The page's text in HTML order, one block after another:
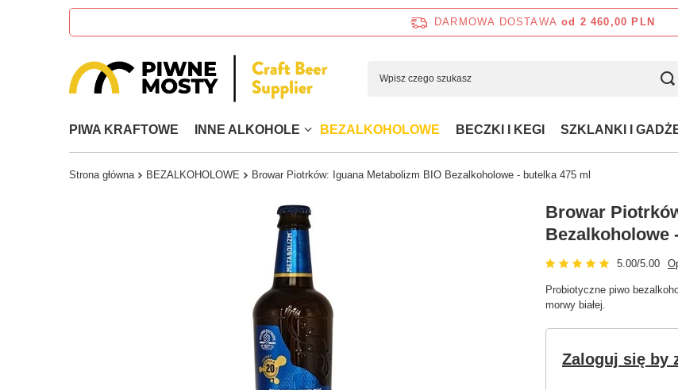
DARMOWA DOSTAWA od 2 460,00 PLN
PIWA KRAFTOWE INNE ALKOHOLE BEZALKOHOLOWE BECZKI I KEGI SZKLANKI I
Strona główna BEZALKOHOLOWE Browar Piotrków: Iguana Metabolizm BIO Bezalkoholowe - butelka 475 ml
Browar
Bezalkoholowe
5.00/5.00
Probiotyczne piwo
morwy białej.
Zaloguj się by